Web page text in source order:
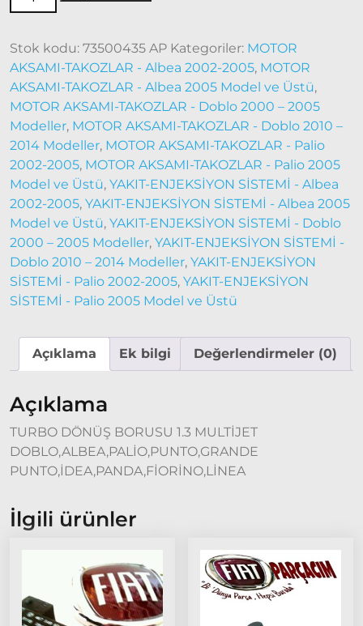
2001 –
Ducato
2006 –
2014
Modeller
Ducato
2015
Model
ve Üstü
Tipo &
Uno
Uno
Tempra
Fiat
Fullback
Palio
1997-
2002
Palio
2005
Stok kodu: 73500435 AP Kategoriler: MOTOR
AKSAMI-TAKOZLAR - Albea 2002-2005, MOTOR
AKSAMI-TAKOZLAR - Albea 2005 Model ve Üstü,
MOTOR AKSAMI-TAKOZLAR - Doblo 2000 – 2005
Modeller, MOTOR AKSAMI-TAKOZLAR - Doblo 2010 –
2014 Modeller, MOTOR AKSAMI-TAKOZLAR - Palio
2002-2005, MOTOR AKSAMI-TAKOZLAR - Palio 2005
Model ve Üstü, YAKIT-ENJEKSİYON SİSTEMİ - Albea
2002-2005, YAKIT-ENJEKSİYON SİSTEMİ - Albea 2005
Model ve Üstü, YAKIT-ENJEKSİYON SİSTEMİ - Doblo
2000 – 2005 Modeller, YAKIT-ENJEKSİYON SİSTEMİ -
Doblo 2010 – 2014 Modeller, YAKIT-ENJEKSİYON
SİSTEMİ - Palio 2002-2005, YAKIT-ENJEKSİYON
SİSTEMİ - Palio 2005 Model ve Üstü
Açıklama Ek bilgi Değerlendirmeler (0)
Açıklama
TURBO DÖNÜŞ BORUSU 1.3 MULTİJET
DOBLO,ALBEA,PALİO,PUNTO,GRANDE
PUNTO,İDEA,PANDA,FİORİNO,LİNEA
İlgili ürünler